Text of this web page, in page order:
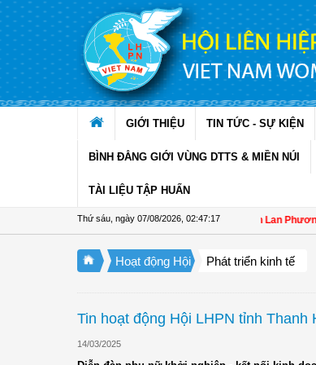
Truy cập nội dung luôn
GIỚI THIỆU TIN TỨC - SỰ KIỆN
BÌNH ĐẲNG GIỚI VÙNG DTTS & MIỀN NÚI
TÀI LIỆU TẬP HUẤN
Thứ sáu, ngày 07/08/2026 02:47:18
Đại biểu Trần Lan Phương: Đề
Hoạt động Hội Phát triển kinh tế
Tin hoạt động Hội LHPN tỉnh Thanh
14/03/2025